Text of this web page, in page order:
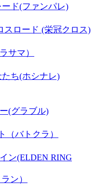
ド(ファンパレ)
スロード (栄冠クロス)
サマ）
ち(ホシナレ)
(グラブル)
（バトクラ）
ン(ELDEN RING
ン）